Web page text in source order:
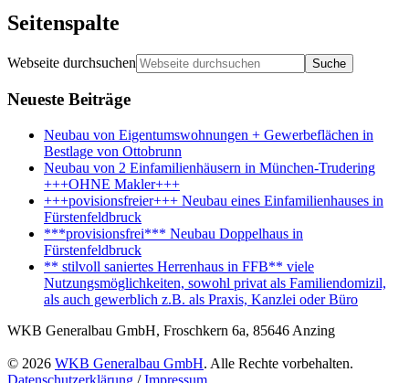
Seitenspalte
Webseite durchsuchen
Neueste Beiträge
Neubau von Eigentumswohnungen + Gewerbeflächen in
Bestlage von Ottobrunn
Neubau von 2 Einfamilienhäusern in München-Trudering
+++OHNE Makler+++
+++povisionsfreier+++ Neubau eines Einfamilienhauses in
Fürstenfeldbruck
***provisionsfrei*** Neubau Doppelhaus in
Fürstenfeldbruck
** stilvoll saniertes Herrenhaus in FFB** viele
Nutzungsmöglichkeiten, sowohl privat als Familiendomizil,
als auch gewerblich z.B. als Praxis, Kanzlei oder Büro
WKB Generalbau GmbH, Froschkern 6a, 85646 Anzing
© 2026 WKB Generalbau GmbH. Alle Rechte vorbehalten.
Datenschutzerklärung /Impressum